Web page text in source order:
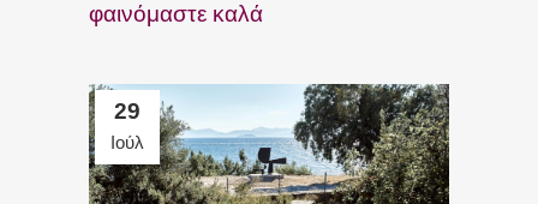
φαινόμαστε καλά
29
Ιούλ